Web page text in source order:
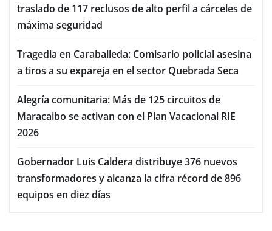
traslado de 117 reclusos de alto perfil a cárceles de
máxima seguridad
Tragedia en Caraballeda: Comisario policial asesina
a tiros a su expareja en el sector Quebrada Seca
Alegría comunitaria: Más de 125 circuitos de
Maracaibo se activan con el Plan Vacacional RIE
2026
Gobernador Luis Caldera distribuye 376 nuevos
transformadores y alcanza la cifra récord de 896
equipos en diez días